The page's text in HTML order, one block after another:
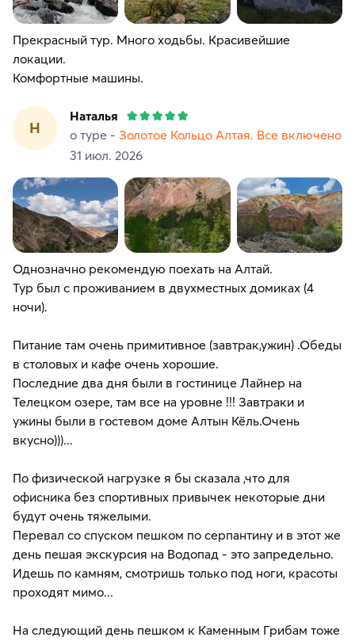
Прекрасный тур. Много ходьбы. Красивейшие
локации.
Комфортные машины.
Н
Наталья
о туре - Золотое Кольцо Алтая. Все включено
31 июл. 2026
Однозначно рекомендую поехать на Алтай.
Тур был с проживанием в двухместных домиках (4
ночи).
Питание там очень примитивное (завтрак,ужин) .Обеды
в столовых и кафе очень хорошие.
Последние два дня были в гостинице Лайнер на
Телецком озере, там все на уровне !!! Завтраки и
ужины были в гостевом доме Алтын Кёль.Очень
вкусно)))...
По физической нагрузке я бы сказала ,что для
офисника без спортивных привычек некоторые дни
будут очень тяжелыми.
Перевал со спуском пешком по серпантину и в этот же
день пешая экскурсия на Водопад - это запредельно.
Идешь по камням, смотришь только под ноги, красоты
проходят мимо...
На следующий день пешком к Каменным Грибам тоже